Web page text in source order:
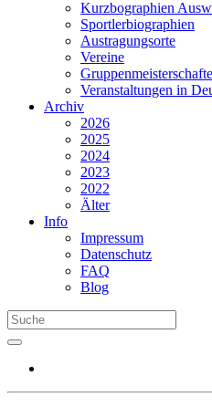
Kurzbographien
Sportlerbiographien
Austragungsorte
Vereine
Veranstaltungen in
Archiv
2026
2025
2024
2023
2022
Älter
Info
Impressum
Datenschutz
FAQ
Blog